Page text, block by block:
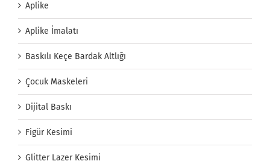
Aplike
Aplike İmalatı
Baskılı Keçe Bardak Altlığı
Çocuk Maskeleri
Dijital Baskı
Figür Kesimi
Glitter Lazer Kesimi